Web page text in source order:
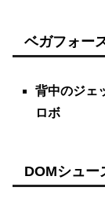
ベガフォー
背中のジェ
ロボ
DOMシュー